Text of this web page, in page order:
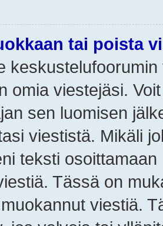
tai poista
omia viestejäsi.
sen luomisen
viestistä. Mikäli
teksti
Tässä on
viestiä.